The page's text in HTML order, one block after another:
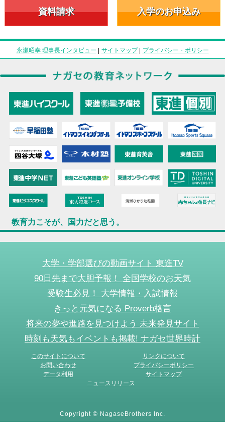
資料請求 入学のお申込み
永瀬昭幸 理事長インタビュー | サイトマップ| プライバシー・ポリシー
教育力こそが、国力だと思う。
大学・学部選びの動画サイト 東進TV
90日先まで大胆予報！ 全国学校のお天気
受験生必見！ 大学情報・入試情報
きっと元気になる Proverb格言
将来の夢や進路を見つけよう 未来発見サイト
時刻も天気もイベントも掲載! ナガセ世界時計
このサイトについて
リンクについて
お問い合わせ
プライバシーポリシー
データ利用
サイトマップ
ニュースリリース
Copyright © NagaseBrothers Inc.